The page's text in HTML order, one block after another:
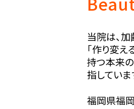
当院は、
「作り変え
持つ本来
指していま
福岡県福